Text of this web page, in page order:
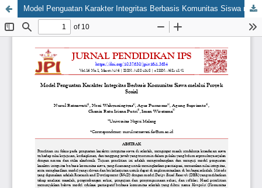
Model Penguatan Karakter Integritas Berbasis Komunitas Siswa melalui Proyek Sosial